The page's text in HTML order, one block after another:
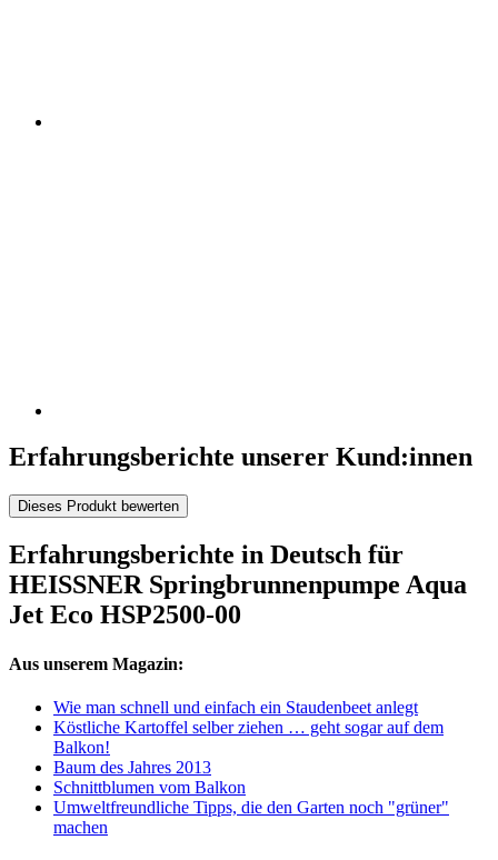
Erfahrungsberichte unserer Kund:innen
Dieses Produkt bewerten
Erfahrungsberichte in Deutsch für
HEISSNER Springbrunnenpumpe Aqua
Jet Eco HSP2500-00
Aus unserem Magazin:
Wie man schnell und einfach ein Staudenbeet anlegt
Köstliche Kartoffel selber ziehen … geht sogar auf dem
Balkon!
Baum des Jahres 2013
Schnittblumen vom Balkon
Umweltfreundliche Tipps, die den Garten noch "grüner"
machen